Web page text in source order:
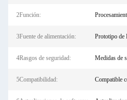
2Función:
3Fuente de alimentación: Prototipo de
4Rasgos de seguridad: Medidas de
5Compatibilidad: Compatible